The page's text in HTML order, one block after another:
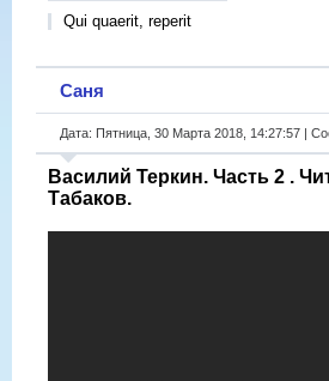
Qui quaerit, reperit
Саня
Дата: Пятница, 30 Марта 2018, 14:27:57 |
Василий Теркин. Часть 2 .
Табаков.